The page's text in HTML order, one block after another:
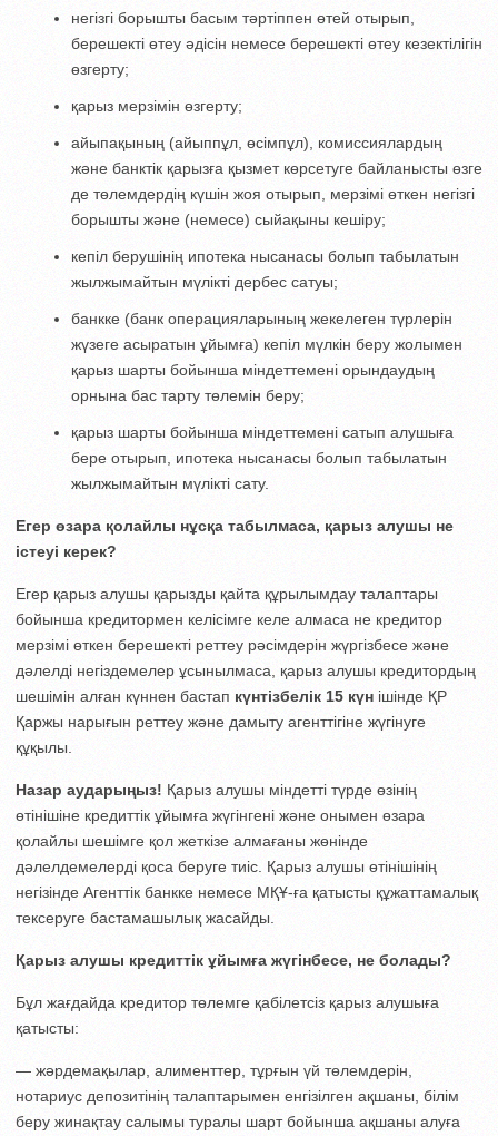
негізгі борышты басым тәртіппен өтей отырып,
берешекті өтеу әдісін немесе берешекті өтеу кезектілігін
өзгерту;
қарыз мерзімін өзгерту;
айыпақының (айыппұл, өсімпұл), комиссиялардың
және банктік қарызға қызмет көрсетуге байланысты өзге
де төлемдердің күшін жоя отырып, мерзімі өткен негізгі
борышты және (немесе) сыйақыны кешіру;
кепіл берушінің ипотека нысанасы болып табылатын
жылжымайтын мүлікті дербес сатуы;
банкке (банк операцияларының жекелеген түрлерін
жүзеге асыратын ұйымға) кепіл мүлкін беру жолымен
қарыз шарты бойынша міндеттемені орындаудың
орнына бас тарту төлемін беру;
қарыз шарты бойынша міндеттемені сатып алушыға
бере отырып, ипотека нысанасы болып табылатын
жылжымайтын мүлікті сату.
Егер өзара қолайлы нұсқа табылмаса, қарыз алушы не
істеуі керек?
Егер қарыз алушы қарызды қайта құрылымдау талаптары
бойынша кредитормен келісімге келе алмаса не кредитор
мерзімі өткен берешекті реттеу рәсімдерін жүргізбесе және
дәлелді негіздемелер ұсынылмаса, қарыз алушы кредитордың
шешімін алған күннен бастап күнтізбелік 15 күн ішінде ҚР
Қаржы нарығын реттеу және дамыту агенттігіне жүгінуге
құқылы.
Назар аударыңыз! Қарыз алушы міндетті түрде өзінің
өтінішіне кредиттік ұйымға жүгінгені және онымен өзара
қолайлы шешімге қол жеткізе алмағаны жөнінде
дәлелдемелерді қоса беруге тиіс. Қарыз алушы өтінішінің
негізінде Агенттік банкке немесе МҚҰ-ға қатысты құжаттамалық
тексеруге бастамашылық жасайды.
Қарыз алушы кредиттік ұйымға жүгінбесе, не болады?
Бұл жағдайда кредитор төлемге қабілетсіз қарыз алушыға
қатысты:
— жәрдемақылар, алименттер, тұрғын үй төлемдерін,
нотариус депозитінің талаптарымен енгізілген ақшаны, білім
беру жинақтау салымы туралы шарт бойынша ақшаны алуға